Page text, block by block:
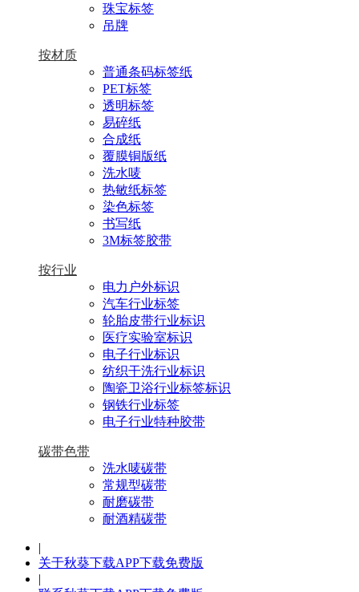
珠宝标签
吊牌
按材质
普通条码标签纸
PET标签
透明标签
易碎纸
合成纸
覆膜铜版纸
洗水唛
热敏纸标签
染色标签
书写纸
3M标签胶带
按行业
电力户外标识
汽车行业标签
轮胎皮带行业标识
医疗实验室标识
电子行业标识
纺织干洗行业标识
陶瓷卫浴行业标签标识
钢铁行业标签
电子行业特种胶带
碳带色带
洗水唛碳带
常规型碳带
耐磨碳带
耐酒精碳带
|
关于秋葵下载APP下载免费版
|